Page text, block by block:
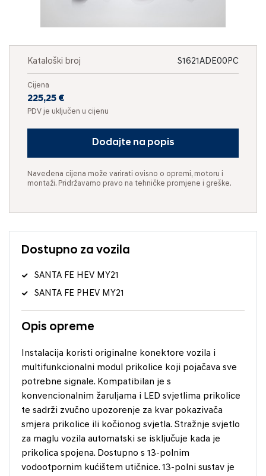
Kataloški broj S1621ADE00PC
Cijena
225,25 €
PDV je uključen u cijenu
Dodajte na popis
Navedena cijena može varirati ovisno o opremi, motoru i
montaži. Pridržavamo pravo na tehničke promjene i greške.
Dostupno za vozila
SANTA FE HEV MY21
SANTA FE PHEV MY21
Opis opreme
Instalacija koristi originalne konektore vozila i
multifunkcionalni modul prikolice koji pojačava sve
potrebne signale. Kompatibilan je s
konvencionalnim žaruljama i LED svjetlima prikolice
te sadrži zvučno upozorenje za kvar pokazivača
smjera prikolice ili kočionog svjetla. Stražnje svjetlo
za maglu vozila automatski se isključuje kada je
prikolica spojena. Dostupno s 13-polnim
vodootpornim kućištem utičnice. 13-polni sustav je